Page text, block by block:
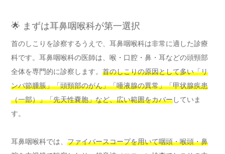
🌟 まずは耳鼻咽喉科が第一選択
首のしこりを診察するうえで、耳鼻咽喉科は非常に適した診療
科です。耳鼻咽喉科の医師は、喉・口腔・鼻・耳などの頭頸部
全体を専門的に診察します。 首のしこりの原因として多い「リ
ンパ節腫脹」「頭頸部のがん」「唾液腺の異常」「甲状腺疾患
（一部）」「先天性嚢胞」など、広い範囲をカバーしていま
す。
耳鼻咽喉科では、 ファイバースコープを用いて咽頭・喉頭・鼻